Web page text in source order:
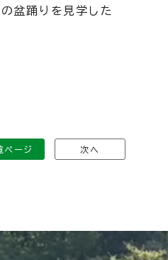
盆踊りを見学した
ページ 次へ